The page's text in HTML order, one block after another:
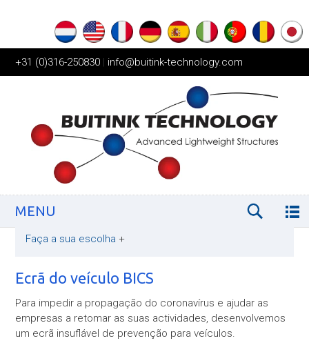
+31 (0)316-250830 | info@buitink-technology.com
MENU
Faça a sua escolha +
Ecrã do veículo BICS
Para impedir a propagação do coronavírus e ajudar as
empresas a retomar as suas actividades, desenvolvemos
um ecrã insuflável de prevenção para veículos.